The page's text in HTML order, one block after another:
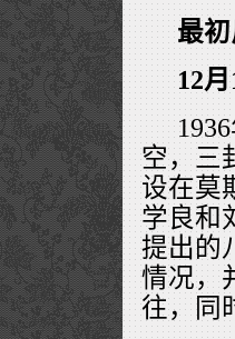
最
12
空，三
设在莫
学良和
提出的
情况，
往，同